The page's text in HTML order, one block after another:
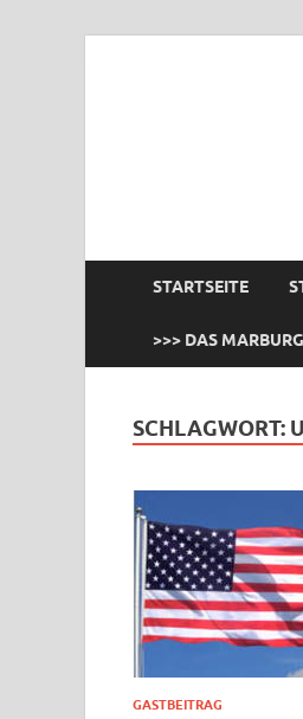
STARTSEITE
>>> DAS
SCHLAGWORT:
GASTBEITRAG